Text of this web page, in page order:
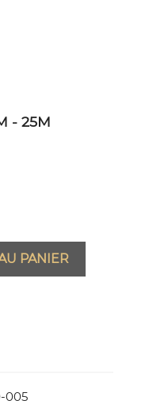
- 25M
PANIER
005